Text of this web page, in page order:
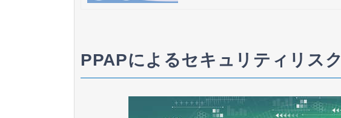
PPAPによるセキュリティリスク